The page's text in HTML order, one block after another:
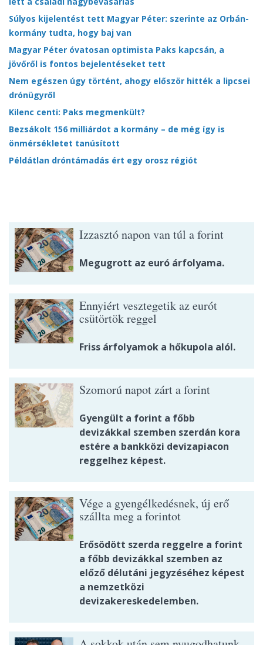
Súlyos kijelentést tett Magyar Péter: szerinte az Orbán-
kormány tudta, hogy baj van
Magyar Péter óvatosan optimista Paks kapcsán, a
jövőről is fontos bejelentéseket tett
Nem egészen úgy történt, ahogy először hitték a lipcsei
drónügyről
Kilenc centi: Paks megmenkült?
Bezsákolt 156 milliárdot a kormány – de még így is
önmérsékletet tanúsított
Példátlan dróntámadás ért egy orosz régiót
Izzasztó napon van túl a forint
Megugrott az euró árfolyama.
Ennyiért vesztegetik az eurót
csütörtök reggel
Friss árfolyamok a hőkupola alól.
Szomorú napot zárt a forint
Gyengült a forint a főbb
devizákkal szemben szerdán kora
estére a bankközi devizapiacon
reggelhez képest.
Vége a gyengélkedésnek, új erő
szállta meg a forintot
Erősödött szerda reggelre a forint
a főbb devizákkal szemben az
előző délutáni jegyzéséhez képest
a nemzetközi
devizakereskedelemben.